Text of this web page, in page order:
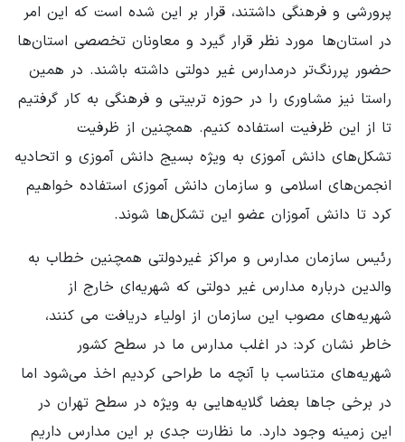
پرورشی و فرهنگی داشتند، قرار بر این شده است که این امر
در استان‌ها مورد نظر قرار گیرد و معاونان تخصصی استان‌ها
حضور پررنگ‌تر درمدارس غیر دولتی داشته باشند. در همین
راستا نیز مشاوری را در حوزه تربیتی و فرهنگی به کار گرفتیم
تا از این ظرفیت استفاده کنیم. همچنین از ظرفیت
تشکل‌های دانش آموزی به ویژه بسیج دانش آموزی و اتحادیه
انجمن‌های اسلامی و سازمان دانش آموزی استفاده خواهیم
کرد تا دانش آموزان عضو این تشکل‌ها شوند.
رئیس سازمان مدارس و مراکز غیردولتی همچنین خطاب به
والدین درباره مدارس غیر دولتی که شهریه‌ای خارج از
شهریه‌های مصوب این سازمان از اولیاء دریافت می کنند،
خاطر نشان کرد: در اغلب مدارس ما در سطح کشور
شهریه‌های متناسب با آنچه ما طراحی کردیم اخذ می‌شود اما
در برخی جاها بعضا گلایه‌هایی به ویژه در سطح تهران در
این زمینه وجود دارد. ما نظارت جدی بر این مدارس داریم